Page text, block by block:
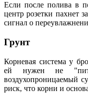
Если после полива в
центр розетки пахнет
сигнал о
Грунт
Корневая система у
ей нужен не
воздухопроницаемый
риск, что корни и